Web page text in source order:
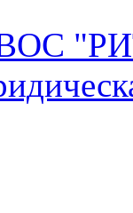
ВОС